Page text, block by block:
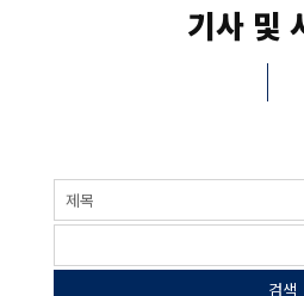
기사 및